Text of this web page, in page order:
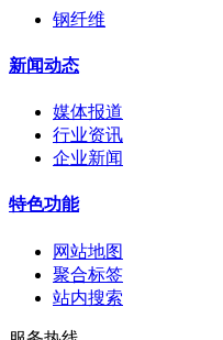
钢纤维
新闻动态
媒体报道
行业资讯
企业新闻
特色功能
网站地图
聚合标签
站内搜索